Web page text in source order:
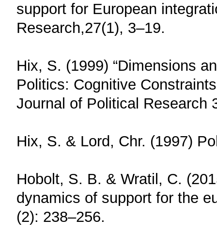
support for European
Research,27(1), 3–19.
Hix, S. (1999) “Dimensions
Politics: Cognitive
Journal of Political Research
Hix, S. & Lord, Chr. (1997)
Hobolt, S. B. & Wratil, C.
dynamics of support for the
(2): 238–256.